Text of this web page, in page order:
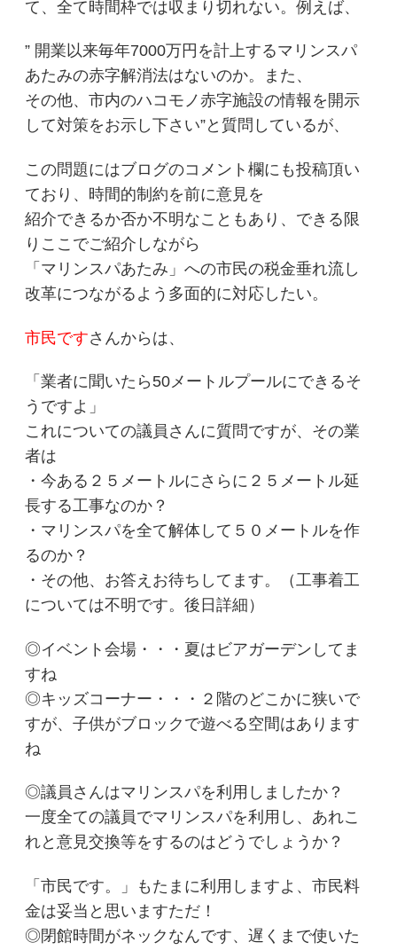
て、全て時間枠では収まり切れない。例えば、
” 開業以来毎年7000万円を計上するマリンスパ
あたみの赤字解消法はないのか。また、
その他、市内のハコモノ赤字施設の情報を開示
して対策をお示し下さい”と質問しているが、
この問題にはブログのコメント欄にも投稿頂い
ており、時間的制約を前に意見を
紹介できるか否か不明なこともあり、できる限
りここでご紹介しながら
「マリンスパあたみ」への市民の税金垂れ流し
改革につながるよう多面的に対応したい。
市民ですさんからは、
「業者に聞いたら50メートルプールにできるそ
うですよ」
これについての議員さんに質問ですが、その業
者は
・今ある２５メートルにさらに２５メートル延
長する工事なのか？
・マリンスパを全て解体して５０メートルを作
るのか？
・その他、お答えお待ちしてます。（工事着工
については不明です。後日詳細）
◎イベント会場・・・夏はビアガーデンしてま
すね
◎キッズコーナー・・・２階のどこかに狭いで
すが、子供がブロックで遊べる空間はあります
ね
◎議員さんはマリンスパを利用しましたか？
一度全ての議員でマリンスパを利用し、あれこ
れと意見交換等をするのはどうでしょうか？
「市民です。」もたまに利用しますよ、市民料
金は妥当と思いますただ！
◎閉館時間がネックなんです、遅くまで使いた